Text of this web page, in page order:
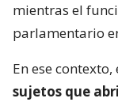
mientras el
parlamentario
En ese
sujetos que